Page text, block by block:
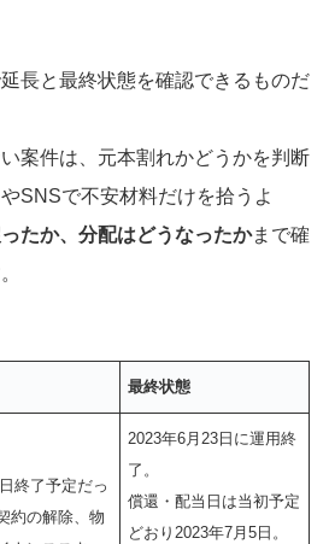
長と最終状態を確認できるものだ
案件は、元本割れかどうかを判断
SNSで不安材料だけを拾うよ
たか、分配はどうなったかまで確
最終状態
終了予定だっ
約の解除、物
2023年6月23日に運用終
了。
償還・配当日は当初予定
どおり2023年7月5日。